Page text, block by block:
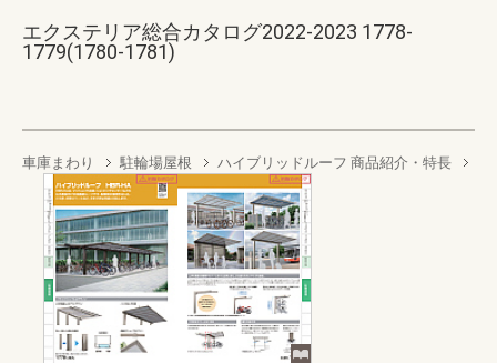
エクステリア総合カタログ2022-2023 1778-
1779(1780-1781)
車庫まわり 駐輪場屋根 ハイブリッドルーフ 商品紹介・特長